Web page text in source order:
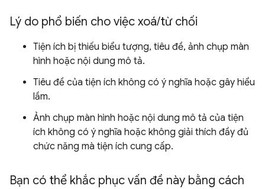
Lý do phổ biến cho việc xoá/từ chối
Tiện ích bị thiếu biểu tượng, tiêu đề, ảnh chụp màn
hình hoặc nội dung mô tả.
Tiêu đề của tiện ích không có ý nghĩa hoặc gây hiểu
lầm.
Ảnh chụp màn hình hoặc nội dung mô tả của tiện
ích không có ý nghĩa hoặc không giải thích đầy đủ
chức năng mà tiện ích cung cấp.
Bạn có thể khắc phục vấn đề này bằng cách